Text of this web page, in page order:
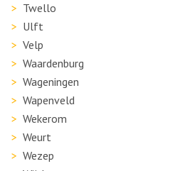
Twello
Ulft
Velp
Waardenburg
Wageningen
Wapenveld
Wekerom
Weurt
Wezep